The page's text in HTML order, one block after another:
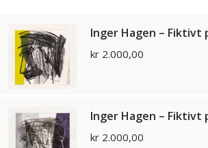
Inger Hagen –
kr 2.000,00
Inger Hagen –
kr 2.000,00